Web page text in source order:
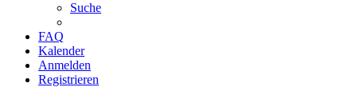
Suche
FAQ
Kalender
Anmelden
Registrieren